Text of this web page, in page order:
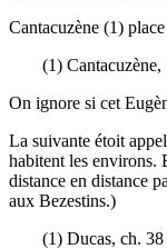
Cantacuzène (1)
(1)
On ignore si cet
La suivante étoit
habitent les environs.
distance en distance
aux Bezestins.)
(1) Ducas, ch. 38